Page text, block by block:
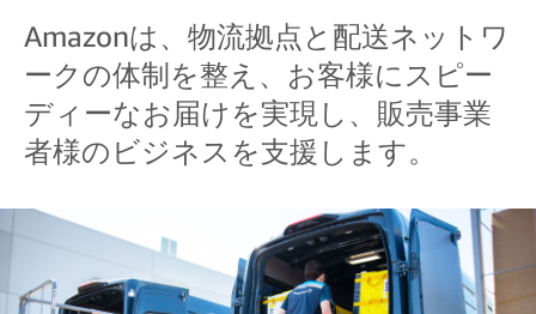
Amazonは、物流拠点と配送ネットワ
ークの体制を整え、お客様にスピー
ディーなお届けを実現し、販売事業
者様のビジネスを支援します。